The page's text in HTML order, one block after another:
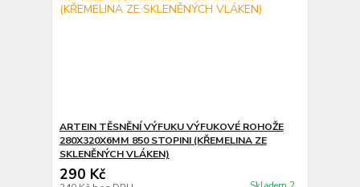
ARTEIN TĚSNĚNÍ VÝFUKU VÝFUKOVÉ ROHOŽE
280X320X6MM 850 STOPINI (KŘEMELINA ZE
SKLENĚNÝCH VLÁKEN)
290 Kč